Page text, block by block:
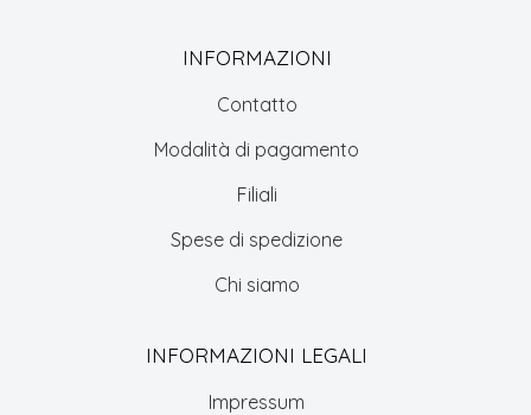
INFORMAZIONI
Contatto
Modalità di pagamento
Filiali
Spese di spedizione
Chi siamo
INFORMAZIONI LEGALI
Impressum